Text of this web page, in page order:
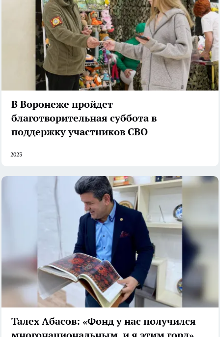
В Воронеже пройдет
благотворительная суббота в
поддержку участников СВО
2023
Талех Абасов: «Фонд у нас получился